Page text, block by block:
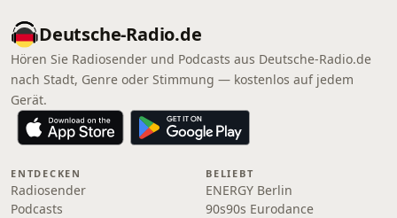
Deutsche-Radio.de
Hören Sie Radiosender und Podcasts aus Deutsche-Radio.de
nach Stadt, Genre oder Stimmung — kostenlos auf jedem
Gerät.
ENTDECKEN
Radiosender
Podcasts
BELIEBT
ENERGY Berlin
90s90s Eurodance